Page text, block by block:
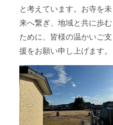
と考えています。お寺を未
来へ繋ぎ、地域と共に歩む
ために、皆様の温かいご支
援をお願い申し上げます。